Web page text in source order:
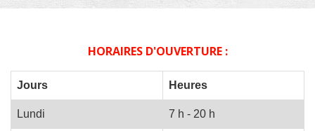
HORAIRES D'OUVERTURE :
Jours Heures
Lundi 7 h - 20 h